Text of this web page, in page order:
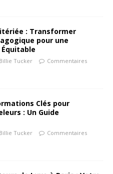
: Transformer
pour une
Billie Tucker
Commentaires
Clés pour
: Un Guide
Billie Tucker
Commentaires